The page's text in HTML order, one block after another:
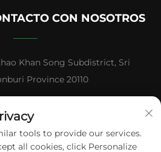
CON NOSOTROS
Khan Song Subdistrict, Sri
Province 20110
tools to provide our services.
all cookies, click Personalize